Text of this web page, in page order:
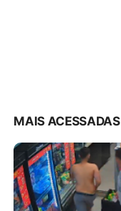
MAIS ACESSADAS